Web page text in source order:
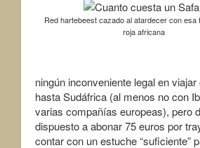
Red hartebeest cazado al atardecer con esa
roja africana
ningún inconveniente legal en
hasta Sudáfrica (al menos no con
varias compañías europeas), pero
dispuesto a abonar 75 euros por
contar con un estuche “suficiente”